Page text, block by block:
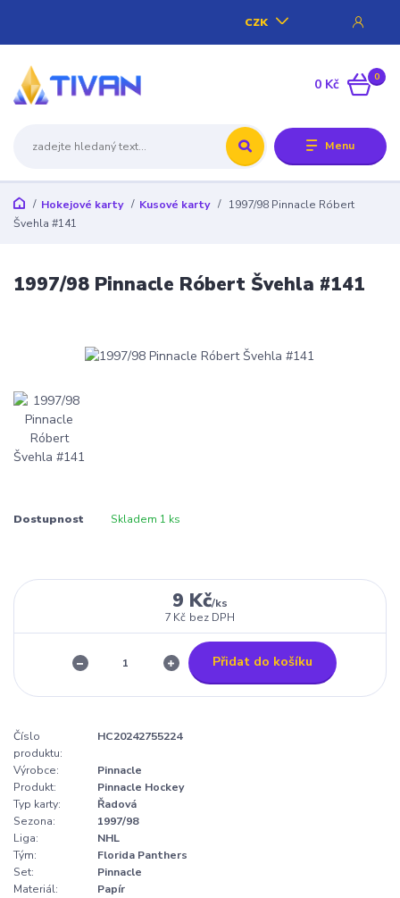
Menu
CZK
0
0 Kč
Hokejové karty Kusové karty
1997/98 Pinnacle Róbert
Švehla #141
1997/98 Pinnacle Róbert Švehla #141
Dostupnost Skladem 1 ks
9 Kč/ks
7 Kč bez DPH
Přidat do košíku
Číslo
produktu:
HC20242755224
Výrobce:
Pinnacle
Produkt:
Pinnacle Hockey
Typ karty:
Řadová
Sezona:
1997/98
Liga:
NHL
Tým:
Florida Panthers
Set:
Pinnacle
Materiál:
Papír